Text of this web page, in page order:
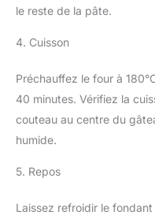
le reste de la pâte.
4. Cuisson
Préchauffez le four à
40 minutes. Vérifiez la
couteau au centre du
humide.
5. Repos
Laissez refroidir le